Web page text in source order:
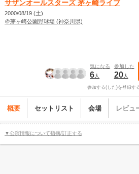
サザンオールスターズ 茅ヶ崎ライブ
2000/08/19 (土)
＠茅ヶ崎公園野球場 (神奈川県)
気になる
6人
参加した
20人
参加する(した)を登録す
概要 セットリスト 会場 レビュ
▼公演情報について指摘/訂正する